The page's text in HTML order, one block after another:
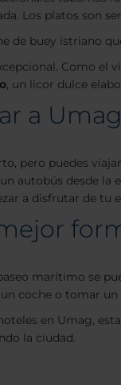
Los platos son
de buey istriano
Como el
, un licor dulce
a
pero puedes
autobús desde
a disfrutar de tu
marítimo se
coche o tomar un
en Umag,
la ciudad.